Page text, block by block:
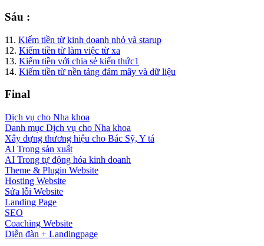
Sáu :
11. Kiếm tiền từ kinh doanh nhỏ và starup
12. Kiếm tiền từ làm việc từ xa
13. Kiếm tiền với chia sẻ kiến thức1
14. Kiếm tiền từ nền tảng đám mây và dữ liệu
Final
Dịch vụ cho Nha khoa
Danh mục Dịch vụ cho Nha khoa
Xây dựng thương hiệu cho Bác Sỹ, Y tá
AI Trong sản xuất
AI Trong tự động hóa kinh doanh
Theme & Plugin Website
Hosting Website
Sửa lỗi Website
Landing Page
SEO
Coaching Website
Diễn đàn + Landingpage